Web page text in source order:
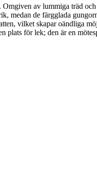
av lummiga träd
medan de färgglada
vilket skapar oändliga
plats för lek; den är en